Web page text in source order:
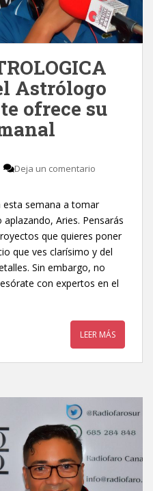
Astrólogo
ofrece su
Deja un comentario
esta semana a tomar
Aries. Pensarás
que quieres poner
que ves clarísimo y del
Sin embargo, no
con expertos en el
LEER MÁS